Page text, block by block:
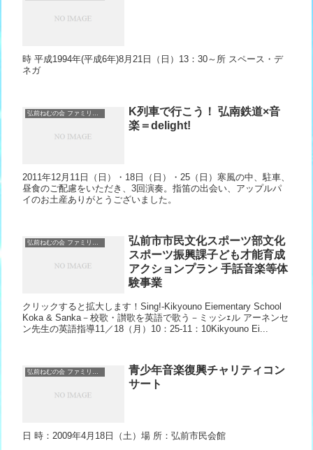
時 平成1994年(平成6年)8月21日（日）13：30～所 スペース・デ
ネガ
弘前ねむの会 ファミリーコーラス＆ノーザンウィング
K列車で行こう！ 弘南鉄道×音
楽＝delight!
2011年12月11日（日）・18日（日）・25（日）寒風の中、駐車、
昼食のご配慮をいただき、3回演奏。指笛の出会い、アップルパ
イのお土産ありがとうございました。
弘前ねむの会 ファミリーコーラス＆ノーザンウィング
弘前市市民文化スポーツ部文化
スポーツ振興課子ども才能育成
アクションプラン 手話音楽等体
験事業
クリックすると拡大します！Sing!‐Kikyouno Eiementary School
Koka & Sanka－校歌・讃歌を英語で歌う－ミッシｪル アーネンセ
ン先生の英語指導11／18（月）10：25‐11：10Kikyouno Ei...
弘前ねむの会 ファミリーコーラス＆ノーザンウィング
青少年音楽復興チャリティコン
サート
日 時：2009年4月18日（土）場 所：弘前市民会館